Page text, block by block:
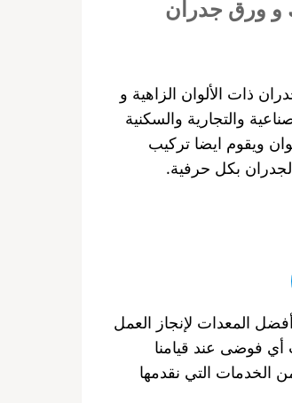
ذات الألوان الزاهية و
والتجارية والسكنية
ويقوم ايضا تركيب
بكل حرفية.
المعدات لإنجاز العمل
فوضى عند قيامنا
الخدمات التي نقدمها